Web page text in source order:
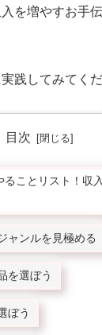
を増やすお手
践してみてくだ
目次
ることリスト！収
ャンルを見極める
を選ぼう
ぼう